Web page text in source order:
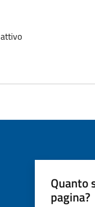
Quanto
pagina?